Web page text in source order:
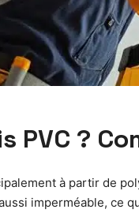
PVC ?
à partir de
imperméable, ce